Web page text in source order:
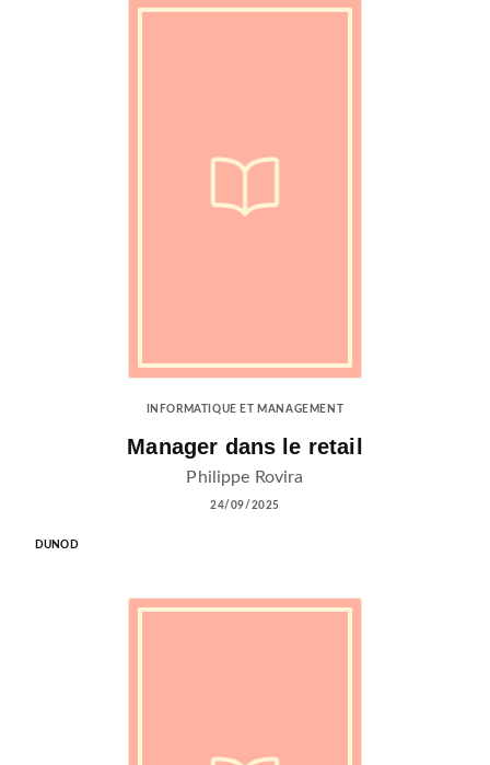
INFORMATIQUE ET MANAGEMENT
Manager dans le retail
Philippe Rovira
24/09/2025
DUNOD